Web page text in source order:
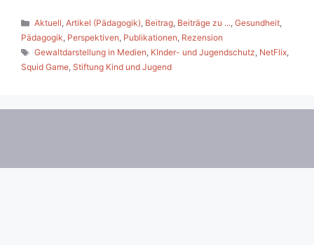
Kategorien
Aktuell,Artikel (Pädagogik), Beitrag, Beiträge zu ...,Gesundheit,
Pädagogik, Perspektiven, Publikationen, Rezension
Schlagwörter
Gewaltdarstellung in Medien, KInder- und Jugendschutz, NetFlix,
Squid Game, Stiftung Kind und Jugend